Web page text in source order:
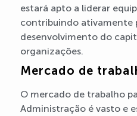
estará apto a liderar
contribuindo ativamente
desenvolvimento do
organizações.
Mercado de
O mercado de trabalho
Administração é vasto e